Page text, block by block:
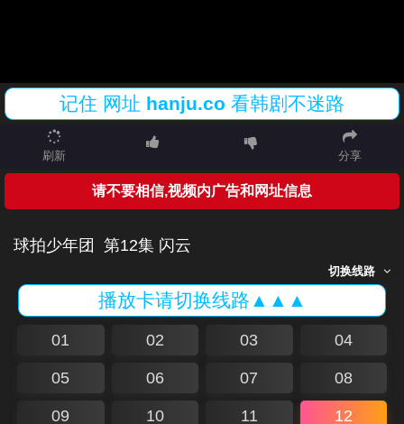
记住 网址 hanju.co 看韩剧不迷路
刷新 分享
请不要相信,视频内广告和网址信息
球拍少年团 第12集 闪云
切换线路
播放卡请切换线路▲▲▲
01 02 03 04
05 06 07 08
09 10 11 12